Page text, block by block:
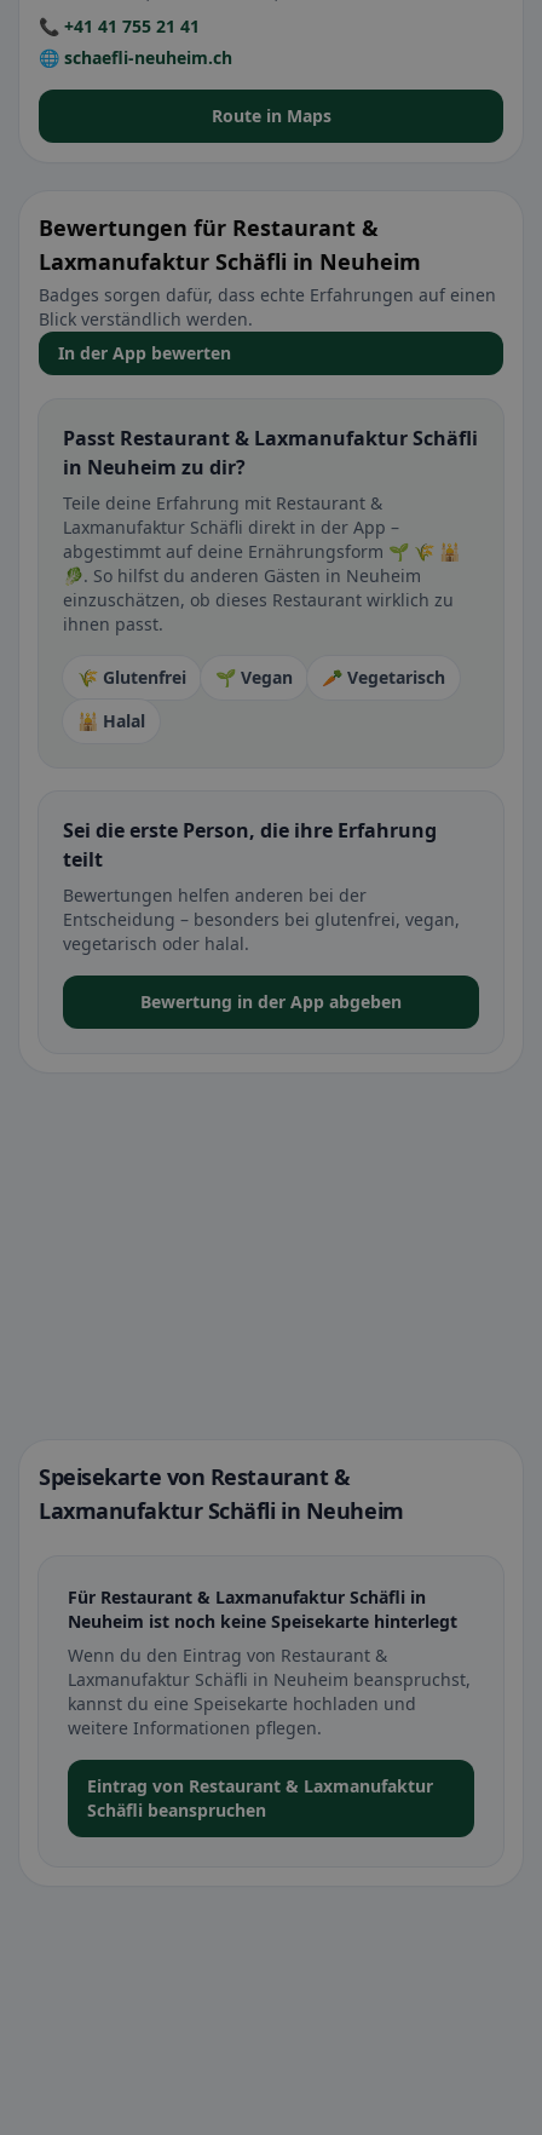
📞 +41 41 755 21 41
🌐 schaefli-neuheim.ch
Route in Maps
Bewertungen für Restaurant &
Laxmanufaktur Schäfli in Neuheim
Badges sorgen dafür, dass echte Erfahrungen auf einen
Blick verständlich werden.
In der App bewerten
Passt Restaurant & Laxmanufaktur Schäfli
in Neuheim zu dir?
Teile deine Erfahrung mit Restaurant &
Laxmanufaktur Schäfli direkt in der App –
abgestimmt auf deine Ernährungsform 🌱 🌾 🕌
🥬. So hilfst du anderen Gästen in Neuheim
einzuschätzen, ob dieses Restaurant wirklich zu
ihnen passt.
🌾 Glutenfrei 🌱 Vegan
🥕 Vegetarisch
🕌 Halal
Sei die erste Person, die ihre Erfahrung
teilt
Bewertungen helfen anderen bei der
Entscheidung – besonders bei glutenfrei, vegan,
vegetarisch oder halal.
Bewertung in der App abgeben
Speisekarte von Restaurant &
Laxmanufaktur Schäfli in Neuheim
Für Restaurant & Laxmanufaktur Schäfli in
Neuheim ist noch keine Speisekarte hinterlegt
Wenn du den Eintrag von Restaurant &
Laxmanufaktur Schäfli in Neuheim beanspruchst,
kannst du eine Speisekarte hochladen und
weitere Informationen pflegen.
Eintrag von Restaurant & Laxmanufaktur
Schäfli beanspruchen